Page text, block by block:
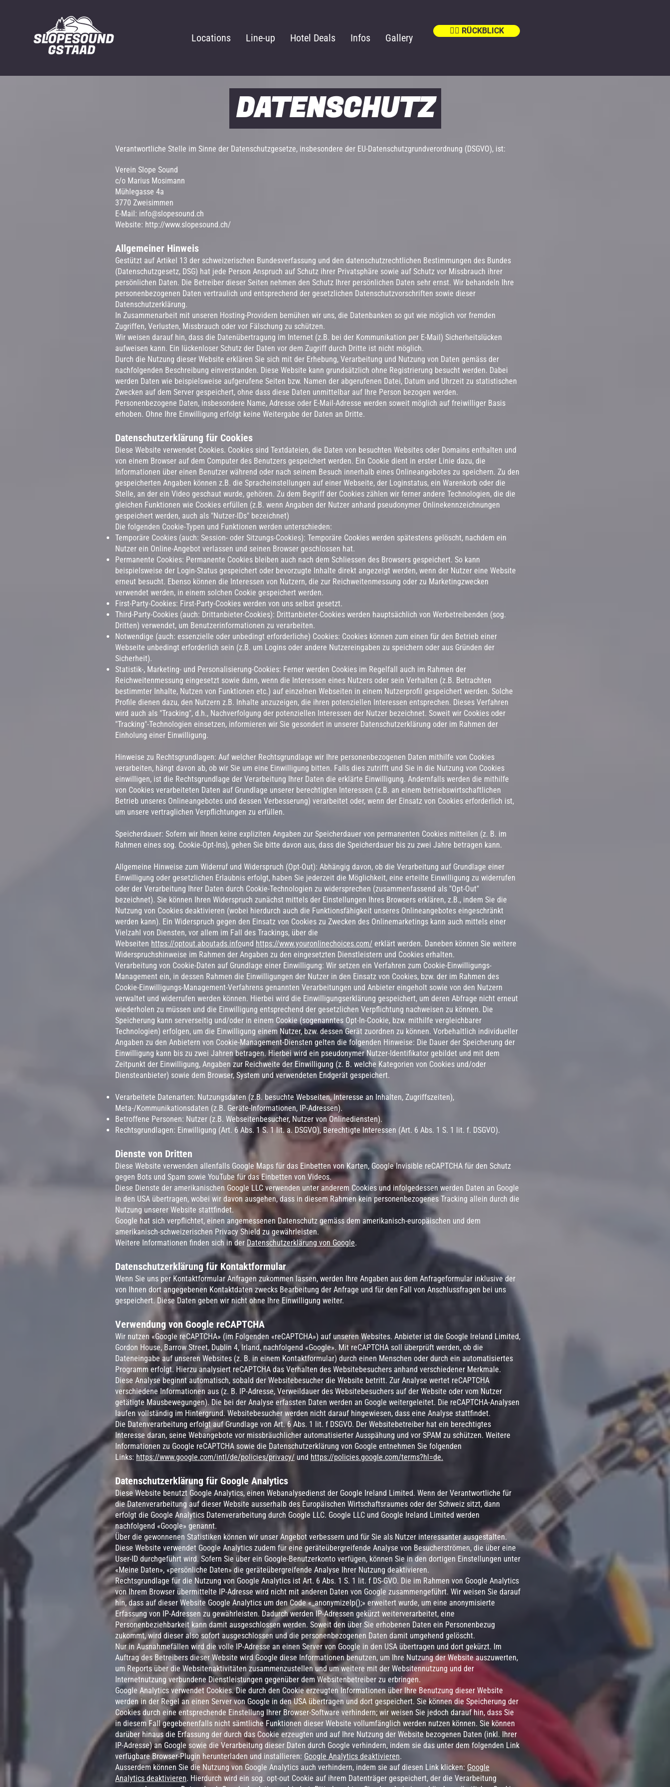
👉🏼 RÜCKBLICK
Locations Line-up Hotel Deals Infos Gallery
DATENSCHUTZ
Verantwortliche Stelle im Sinne der Datenschutzgesetze, insbesondere der EU-Datenschutzgrundverordnung (DSGVO), ist:
Verein Slope Sound
c/o Marius Mosimann
Mühlegasse 4a
3770 Zweisimmen
E-Mail: info@slopesound.ch
Website: http://www.slopesound.ch/
Allgemeiner Hinweis
Gestützt auf Artikel 13 der schweizerischen Bundesverfassung und den datenschutzrechtlichen Bestimmungen des Bundes
(Datenschutzgesetz, DSG) hat jede Person Anspruch auf Schutz ihrer Privatsphäre sowie auf Schutz vor Missbrauch ihrer
persönlichen Daten. Die Betreiber dieser Seiten nehmen den Schutz Ihrer persönlichen Daten sehr ernst. Wir behandeln Ihre
personenbezogenen Daten vertraulich und entsprechend der gesetzlichen Datenschutzvorschriften sowie dieser
Datenschutzerklärung.
In Zusammenarbeit mit unseren Hosting-Providern bemühen wir uns, die Datenbanken so gut wie möglich vor fremden
Zugriffen, Verlusten, Missbrauch oder vor Fälschung zu schützen.
Wir weisen darauf hin, dass die Datenübertragung im Internet (z.B. bei der Kommunikation per E-Mail) Sicherheitslücken
aufweisen kann. Ein lückenloser Schutz der Daten vor dem Zugriff durch Dritte ist nicht möglich.
Durch die Nutzung dieser Website erklären Sie sich mit der Erhebung, Verarbeitung und Nutzung von Daten gemäss der
nachfolgenden Beschreibung einverstanden. Diese Website kann grundsätzlich ohne Registrierung besucht werden. Dabei
werden Daten wie beispielsweise aufgerufene Seiten bzw. Namen der abgerufenen Datei, Datum und Uhrzeit zu statistischen
Zwecken auf dem Server gespeichert, ohne dass diese Daten unmittelbar auf Ihre Person bezogen werden.
Personenbezogene Daten, insbesondere Name, Adresse oder E-Mail-Adresse werden soweit möglich auf freiwilliger Basis
erhoben. Ohne Ihre Einwilligung erfolgt keine Weitergabe der Daten an Dritte.
Datenschutzerklärung für Cookies
Diese Website verwendet Cookies. Cookies sind Textdateien, die Daten von besuchten Websites oder Domains enthalten und
von einem Browser auf dem Computer des Benutzers gespeichert werden. Ein Cookie dient in erster Linie dazu, die
Informationen über einen Benutzer während oder nach seinem Besuch innerhalb eines Onlineangebotes zu speichern. Zu den
gespeicherten Angaben können z.B. die Spracheinstellungen auf einer Webseite, der Loginstatus, ein Warenkorb oder die
Stelle, an der ein Video geschaut wurde, gehören. Zu dem Begriff der Cookies zählen wir ferner andere Technologien, die die
gleichen Funktionen wie Cookies erfüllen (z.B. wenn Angaben der Nutzer anhand pseudonymer Onlinekennzeichnungen
gespeichert werden, auch als "Nutzer-IDs" bezeichnet)
Die folgenden Cookie-Typen und Funktionen werden unterschieden:
Temporäre Cookies (auch: Session- oder Sitzungs-Cookies): Temporäre Cookies werden spätestens gelöscht, nachdem ein
Nutzer ein Online-Angebot verlassen und seinen Browser geschlossen hat.
Permanente Cookies: Permanente Cookies bleiben auch nach dem Schliessen des Browsers gespeichert. So kann
beispielsweise der Login-Status gespeichert oder bevorzugte Inhalte direkt angezeigt werden, wenn der Nutzer eine Website
erneut besucht. Ebenso können die Interessen von Nutzern, die zur Reichweitenmessung oder zu Marketingzwecken
verwendet werden, in einem solchen Cookie gespeichert werden.
First-Party-Cookies: First-Party-Cookies werden von uns selbst gesetzt.
Third-Party-Cookies (auch: Drittanbieter-Cookies): Drittanbieter-Cookies werden hauptsächlich von Werbetreibenden (sog.
Dritten) verwendet, um Benutzerinformationen zu verarbeiten.
Notwendige (auch: essenzielle oder unbedingt erforderliche) Cookies: Cookies können zum einen für den Betrieb einer
Webseite unbedingt erforderlich sein (z.B. um Logins oder andere Nutzereingaben zu speichern oder aus Gründen der
Sicherheit).
Statistik-, Marketing- und Personalisierung-Cookies: Ferner werden Cookies im Regelfall auch im Rahmen der
Reichweitenmessung eingesetzt sowie dann, wenn die Interessen eines Nutzers oder sein Verhalten (z.B. Betrachten
bestimmter Inhalte, Nutzen von Funktionen etc.) auf einzelnen Webseiten in einem Nutzerprofil gespeichert werden. Solche
Profile dienen dazu, den Nutzern z.B. Inhalte anzuzeigen, die ihren potenziellen Interessen entsprechen. Dieses Verfahren
wird auch als "Tracking", d.h., Nachverfolgung der potenziellen Interessen der Nutzer bezeichnet. Soweit wir Cookies oder
"Tracking"-Technologien einsetzen, informieren wir Sie gesondert in unserer Datenschutzerklärung oder im Rahmen der
Einholung einer Einwilligung.
Hinweise zu Rechtsgrundlagen: Auf welcher Rechtsgrundlage wir Ihre personenbezogenen Daten mithilfe von Cookies
verarbeiten, hängt davon ab, ob wir Sie um eine Einwilligung bitten. Falls dies zutrifft und Sie in die Nutzung von Cookies
einwilligen, ist die Rechtsgrundlage der Verarbeitung Ihrer Daten die erklärte Einwilligung. Andernfalls werden die mithilfe
von Cookies verarbeiteten Daten auf Grundlage unserer berechtigten Interessen (z.B. an einem betriebswirtschaftlichen
Betrieb unseres Onlineangebotes und dessen Verbesserung) verarbeitet oder, wenn der Einsatz von Cookies erforderlich ist,
um unsere vertraglichen Verpflichtungen zu erfüllen.
Speicherdauer: Sofern wir Ihnen keine expliziten Angaben zur Speicherdauer von permanenten Cookies mitteilen (z. B. im
Rahmen eines sog. Cookie-Opt-Ins), gehen Sie bitte davon aus, dass die Speicherdauer bis zu zwei Jahre betragen kann.
Allgemeine Hinweise zum Widerruf und Widerspruch (Opt-Out): Abhängig davon, ob die Verarbeitung auf Grundlage einer
Einwilligung oder gesetzlichen Erlaubnis erfolgt, haben Sie jederzeit die Möglichkeit, eine erteilte Einwilligung zu widerrufen
oder der Verarbeitung Ihrer Daten durch Cookie-Technologien zu widersprechen (zusammenfassend als "Opt-Out"
bezeichnet). Sie können Ihren Widerspruch zunächst mittels der Einstellungen Ihres Browsers erklären, z.B., indem Sie die
Nutzung von Cookies deaktivieren (wobei hierdurch auch die Funktionsfähigkeit unseres Onlineangebotes eingeschränkt
werden kann). Ein Widerspruch gegen den Einsatz von Cookies zu Zwecken des Onlinemarketings kann auch mittels einer
Vielzahl von Diensten, vor allem im Fall des Trackings, über die
Webseiten https://optout.aboutads.infound https://www.youronlinechoices.com/ erklärt werden. Daneben können Sie weitere
Widerspruchshinweise im Rahmen der Angaben zu den eingesetzten Dienstleistern und Cookies erhalten.
Verarbeitung von Cookie-Daten auf Grundlage einer Einwilligung: Wir setzen ein Verfahren zum Cookie-Einwilligungs-
Management ein, in dessen Rahmen die Einwilligungen der Nutzer in den Einsatz von Cookies, bzw. der im Rahmen des
Cookie-Einwilligungs-Management-Verfahrens genannten Verarbeitungen und Anbieter eingeholt sowie von den Nutzern
verwaltet und widerrufen werden können. Hierbei wird die Einwilligungserklärung gespeichert, um deren Abfrage nicht erneut
wiederholen zu müssen und die Einwilligung entsprechend der gesetzlichen Verpflichtung nachweisen zu können. Die
Speicherung kann serverseitig und/oder in einem Cookie (sogenanntes Opt-In-Cookie, bzw. mithilfe vergleichbarer
Technologien) erfolgen, um die Einwilligung einem Nutzer, bzw. dessen Gerät zuordnen zu können. Vorbehaltlich individueller
Angaben zu den Anbietern von Cookie-Management-Diensten gelten die folgenden Hinweise: Die Dauer der Speicherung der
Einwilligung kann bis zu zwei Jahren betragen. Hierbei wird ein pseudonymer Nutzer-Identifikator gebildet und mit dem
Zeitpunkt der Einwilligung, Angaben zur Reichweite der Einwilligung (z. B. welche Kategorien von Cookies und/oder
Diensteanbieter) sowie dem Browser, System und verwendeten Endgerät gespeichert.
Verarbeitete Datenarten: Nutzungsdaten (z.B. besuchte Webseiten, Interesse an Inhalten, Zugriffszeiten),
Meta-/Kommunikationsdaten (z.B. Geräte-Informationen, IP-Adressen).
Betroffene Personen: Nutzer (z.B. Webseitenbesucher, Nutzer von Onlinediensten).
Rechtsgrundlagen: Einwilligung (Art. 6 Abs. 1 S. 1 lit. a. DSGVO), Berechtigte Interessen (Art. 6 Abs. 1 S. 1 lit. f. DSGVO).
Dienste von Dritten
Diese Website verwenden allenfalls Google Maps für das Einbetten von Karten, Google Invisible reCAPTCHA für den Schutz
gegen Bots und Spam sowie YouTube für das Einbetten von Videos.
Diese Dienste der amerikanischen Google LLC verwenden unter anderem Cookies und infolgedessen werden Daten an Google
in den USA übertragen, wobei wir davon ausgehen, dass in diesem Rahmen kein personenbezogenes Tracking allein durch die
Nutzung unserer Website stattfindet.
Google hat sich verpflichtet, einen angemessenen Datenschutz gemäss dem amerikanisch-europäischen und dem
amerikanisch-schweizerischen Privacy Shield zu gewährleisten.
Weitere Informationen finden sich in der Datenschutzerklärung von Google.
Datenschutzerklärung für Kontaktformular
Wenn Sie uns per Kontaktformular Anfragen zukommen lassen, werden Ihre Angaben aus dem Anfrageformular inklusive der
von Ihnen dort angegebenen Kontaktdaten zwecks Bearbeitung der Anfrage und für den Fall von Anschlussfragen bei uns
gespeichert. Diese Daten geben wir nicht ohne Ihre Einwilligung weiter.
Verwendung von Google reCAPTCHA
Wir nutzen «Google reCAPTCHA» (im Folgenden «reCAPTCHA») auf unseren Websites. Anbieter ist die Google Ireland Limited,
Gordon House, Barrow Street, Dublin 4, Irland, nachfolgend «Google». Mit reCAPTCHA soll überprüft werden, ob die
Dateneingabe auf unseren Websites (z. B. in einem Kontaktformular) durch einen Menschen oder durch ein automatisiertes
Programm erfolgt. Hierzu analysiert reCAPTCHA das Verhalten des Websitebesuchers anhand verschiedener Merkmale.
Diese Analyse beginnt automatisch, sobald der Websitebesucher die Website betritt. Zur Analyse wertet reCAPTCHA
verschiedene Informationen aus (z. B. IP-Adresse, Verweildauer des Websitebesuchers auf der Website oder vom Nutzer
getätigte Mausbewegungen). Die bei der Analyse erfassten Daten werden an Google weitergeleitet. Die reCAPTCHA-Analysen
laufen vollständig im Hintergrund. Websitebesucher werden nicht darauf hingewiesen, dass eine Analyse stattfindet.
Die Datenverarbeitung erfolgt auf Grundlage von Art. 6 Abs. 1 lit. f DSGVO. Der Websitebetreiber hat ein berechtigtes
Interesse daran, seine Webangebote vor missbräuchlicher automatisierter Ausspähung und vor SPAM zu schützen. Weitere
Informationen zu Google reCAPTCHA sowie die Datenschutzerklärung von Google entnehmen Sie folgenden
Links: https://www.google.com/intl/de/policies/privacy/ und https://policies.google.com/terms?hl=de.
Datenschutzerklärung für Google Analytics
Diese Website benutzt Google Analytics, einen Webanalysedienst der Google Ireland Limited. Wenn der Verantwortliche für
die Datenverarbeitung auf dieser Website ausserhalb des Europäischen Wirtschaftsraumes oder der Schweiz sitzt, dann
erfolgt die Google Analytics Datenverarbeitung durch Google LLC. Google LLC und Google Ireland Limited werden
nachfolgend «Google» genannt.
Über die gewonnenen Statistiken können wir unser Angebot verbessern und für Sie als Nutzer interessanter ausgestalten.
Diese Website verwendet Google Analytics zudem für eine geräteübergreifende Analyse von Besucherströmen, die über eine
User-ID durchgeführt wird. Sofern Sie über ein Google-Benutzerkonto verfügen, können Sie in den dortigen Einstellungen unter
«Meine Daten», «persönliche Daten» die geräteübergreifende Analyse Ihrer Nutzung deaktivieren.
Rechtsgrundlage für die Nutzung von Google Analytics ist Art. 6 Abs. 1 S. 1 lit. f DS-GVO. Die im Rahmen von Google Analytics
von Ihrem Browser übermittelte IP-Adresse wird nicht mit anderen Daten von Google zusammengeführt. Wir weisen Sie darauf
hin, dass auf dieser Website Google Analytics um den Code «_anonymizeIp();» erweitert wurde, um eine anonymisierte
Erfassung von IP-Adressen zu gewährleisten. Dadurch werden IP-Adressen gekürzt weiterverarbeitet, eine
Personenbeziehbarkeit kann damit ausgeschlossen werden. Soweit den über Sie erhobenen Daten ein Personenbezug
zukommt, wird dieser also sofort ausgeschlossen und die personenbezogenen Daten damit umgehend gelöscht.
Nur in Ausnahmefällen wird die volle IP-Adresse an einen Server von Google in den USA übertragen und dort gekürzt. Im
Auftrag des Betreibers dieser Website wird Google diese Informationen benutzen, um Ihre Nutzung der Website auszuwerten,
um Reports über die Websitenaktivitäten zusammenzustellen und um weitere mit der Websitennutzung und der
Internetnutzung verbundene Dienstleistungen gegenüber dem Websitenbetreiber zu erbringen.
Google Analytics verwendet Cookies. Die durch den Cookie erzeugten Informationen über Ihre Benutzung dieser Website
werden in der Regel an einen Server von Google in den USA übertragen und dort gespeichert. Sie können die Speicherung der
Cookies durch eine entsprechende Einstellung Ihrer Browser-Software verhindern; wir weisen Sie jedoch darauf hin, dass Sie
in diesem Fall gegebenenfalls nicht sämtliche Funktionen dieser Website vollumfänglich werden nutzen können. Sie können
darüber hinaus die Erfassung der durch das Cookie erzeugten und auf Ihre Nutzung der Website bezogenen Daten (inkl. Ihrer
IP-Adresse) an Google sowie die Verarbeitung dieser Daten durch Google verhindern, indem sie das unter dem folgenden Link
verfügbare Browser-Plugin herunterladen und installieren: Google Analytics deaktivieren.
Ausserdem können Sie die Nutzung von Google Analytics auch verhindern, indem sie auf diesen Link klicken: Google
Analytics deaktivieren. Hierdurch wird ein sog. opt-out Cookie auf ihrem Datenträger gespeichert, der die Verarbeitung